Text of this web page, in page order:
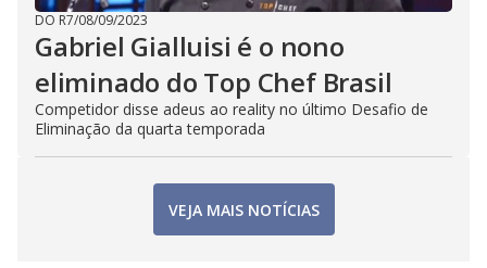
DO R7/08/09/2023
Gabriel Gialluisi é o nono
eliminado do Top Chef Brasil
Competidor disse adeus ao reality no último Desafio de
Eliminação da quarta temporada
VEJA MAIS NOTÍCIAS